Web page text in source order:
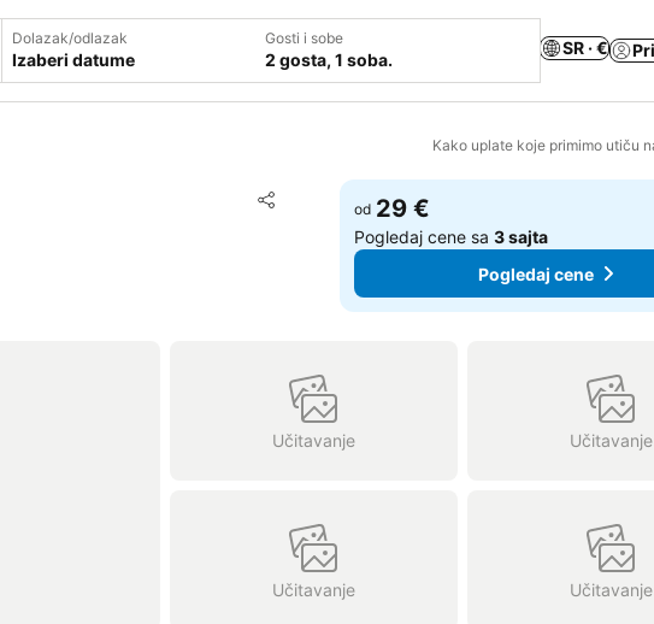
Dolazak/odlazak
Izaberi datume
Gosti i sobe
2 gosta, 1 soba.
SR · €
Kako uplate koje primimo utiču
Deli
Dodati u favorite
od 29 €
Pogledaj cene sa3 sajta
Pogledaj cene
Učitavanje Učitavanje
Učitavanje Učitavanje